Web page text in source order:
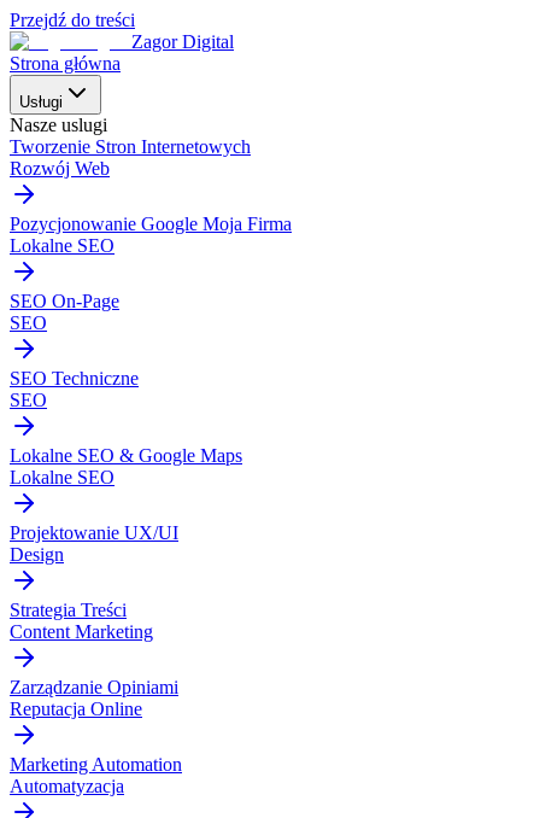
Przejdź do treści
Zagor Digital
Strona główna
Usługi
Nasze uslugi
Tworzenie Stron Internetowych
Rozwój Web
Pozycjonowanie Google Moja Firma
Lokalne SEO
SEO On-Page
SEO
SEO Techniczne
SEO
Lokalne SEO & Google Maps
Lokalne SEO
Projektowanie UX/UI
Design
Strategia Treści
Content Marketing
Zarządzanie Opiniami
Reputacja Online
Marketing Automation
Automatyzacja